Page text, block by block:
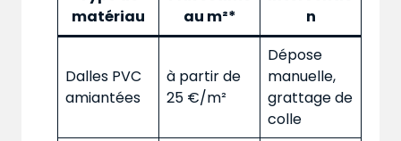
matériau
au m²*
n
Dalles PVC
amiantées
à partir de
25 €/m²
Dépose
manuelle,
grattage de
colle